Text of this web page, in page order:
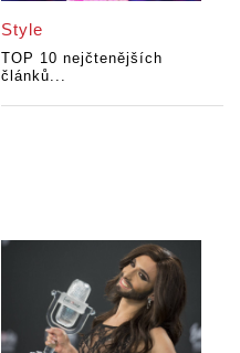
Style
TOP 10 nejčtenějších
článků...